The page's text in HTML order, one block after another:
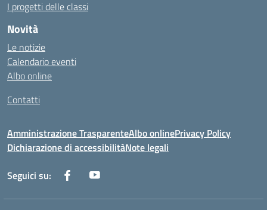
I progetti delle classi
Novità
Le notizie
Calendario eventi
Albo online
Contatti
Amministrazione TrasparenteAlbo onlinePrivacy Policy
Dichiarazione di accessibilitàNote legali
Seguici su: